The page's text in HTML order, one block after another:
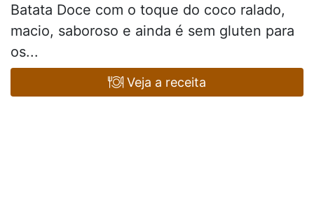
Batata Doce com o toque do coco ralado,
macio, saboroso e ainda é sem gluten para
os...
Veja a receita